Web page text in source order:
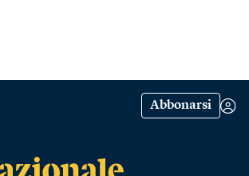
Abbonarsi